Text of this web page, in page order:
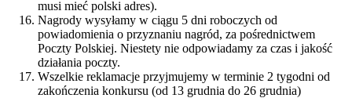
musi mieć polski adres).
Nagrody wysyłamy w ciągu 5 dni roboczych od
powiadomienia o przyznaniu nagród, za pośrednictwem
Poczty Polskiej. Niestety nie odpowiadamy za czas i jakość
działania poczty.
Wszelkie reklamacje przyjmujemy w terminie 2 tygodni od
zakończenia konkursu (od 13 grudnia do 26 grudnia)